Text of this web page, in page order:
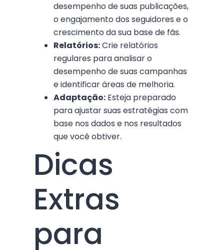
desempenho de suas publicações,
o engajamento dos seguidores e o
crescimento da sua base de fãs.
Relatórios:Crie relatórios
regulares para analisar o
desempenho de suas campanhas
e identificar áreas de melhoria.
Adaptação: Esteja preparado
para ajustar suas estratégias com
base nos dados e nos resultados
que você obtiver.
Dicas
Extras
para